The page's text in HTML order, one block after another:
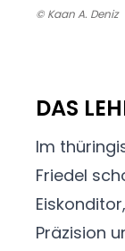
© Kaan A. Deniz
DAS
Im
Friedel
Präzision